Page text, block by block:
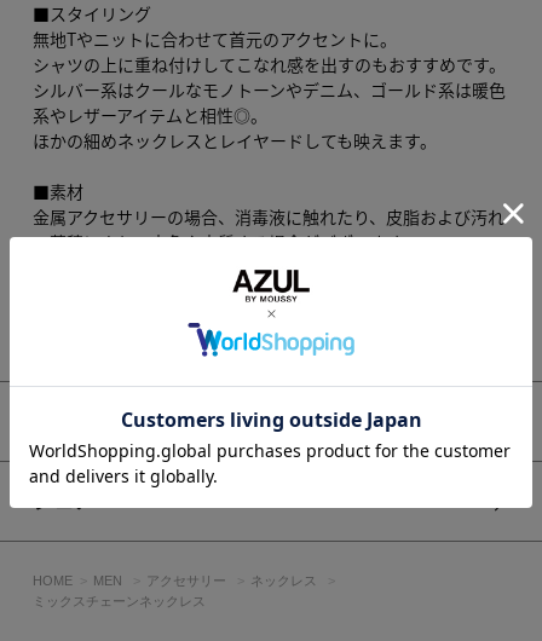
■スタイリング
無地Tやニットに合わせて首元のアクセントに。
シャツの上に重ね付けしてこなれ感を出すのもおすすめです。
シルバー系はクールなモノトーンやデニム、ゴールド系は暖色
系やレザーアイテムと相性◎。
ほかの細めネックレスとレイヤードしても映えます。
■素材
金属アクセサリーの場合、消毒液に触れたり、皮脂および汚れ
の蓄積により、変色や変質する場合がございます。
定期的にふき取りのメンテナンスをお願いします。
消毒液が製品に直接かかる事が無いようご注意下さい。
[注意事項]
※画像の商品はサンプルです。実際の商品と仕様、加工が若干
異なる場合があります。
※画像の商品は光の照射や角度、お使いのモニター環境によ
い。
もっと見る
アイテムサイズ
HOME MEN アクセサリー
ネックレス
ミックスチェーンネックレス